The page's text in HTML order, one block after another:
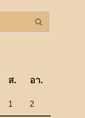
ส. อา.
1 2